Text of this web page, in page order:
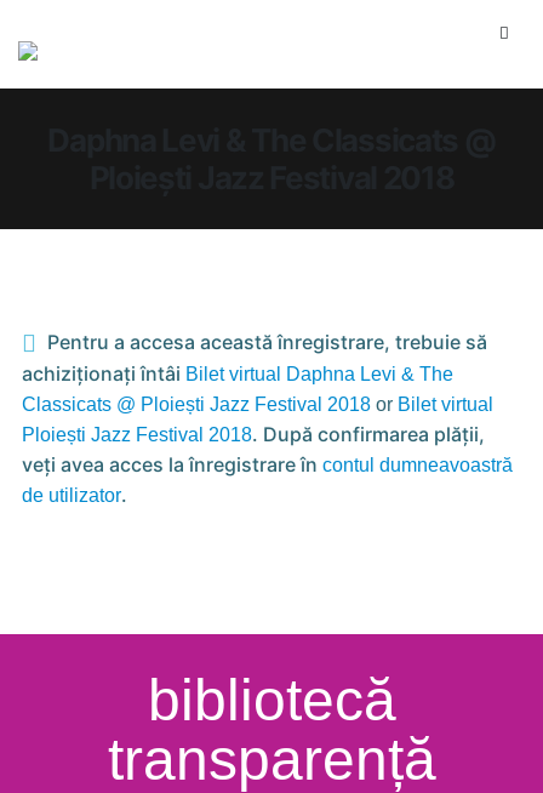
Pentru a accesa această înregistrare, trebuie să
achiziționați întâi Bilet virtual Daphna Levi & The
Classicats @ Ploiești Jazz Festival 2018 or Bilet virtual
Ploiești Jazz Festival 2018. După confirmarea plății,
veți avea acces la înregistrare în contul dumneavoastră
de utilizator.
bibliotecă
transparență